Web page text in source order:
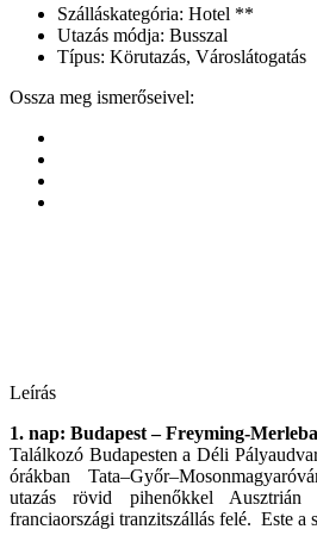
Szálláskategória: Hotel **
Utazás módja: Busszal
Típus: Körutazás, Városlátogatás
Ossza meg ismerőseivel:
Leírás
1. nap: Budapest – Freyming-
Találkozó Budapesten a Déli
órákban
utazás rövid pihenőkkel
franciaországi tranzitszállás felé. Este a